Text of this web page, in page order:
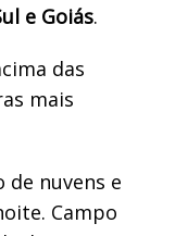
e Goiás.
das
mais
nuvens e
Campo